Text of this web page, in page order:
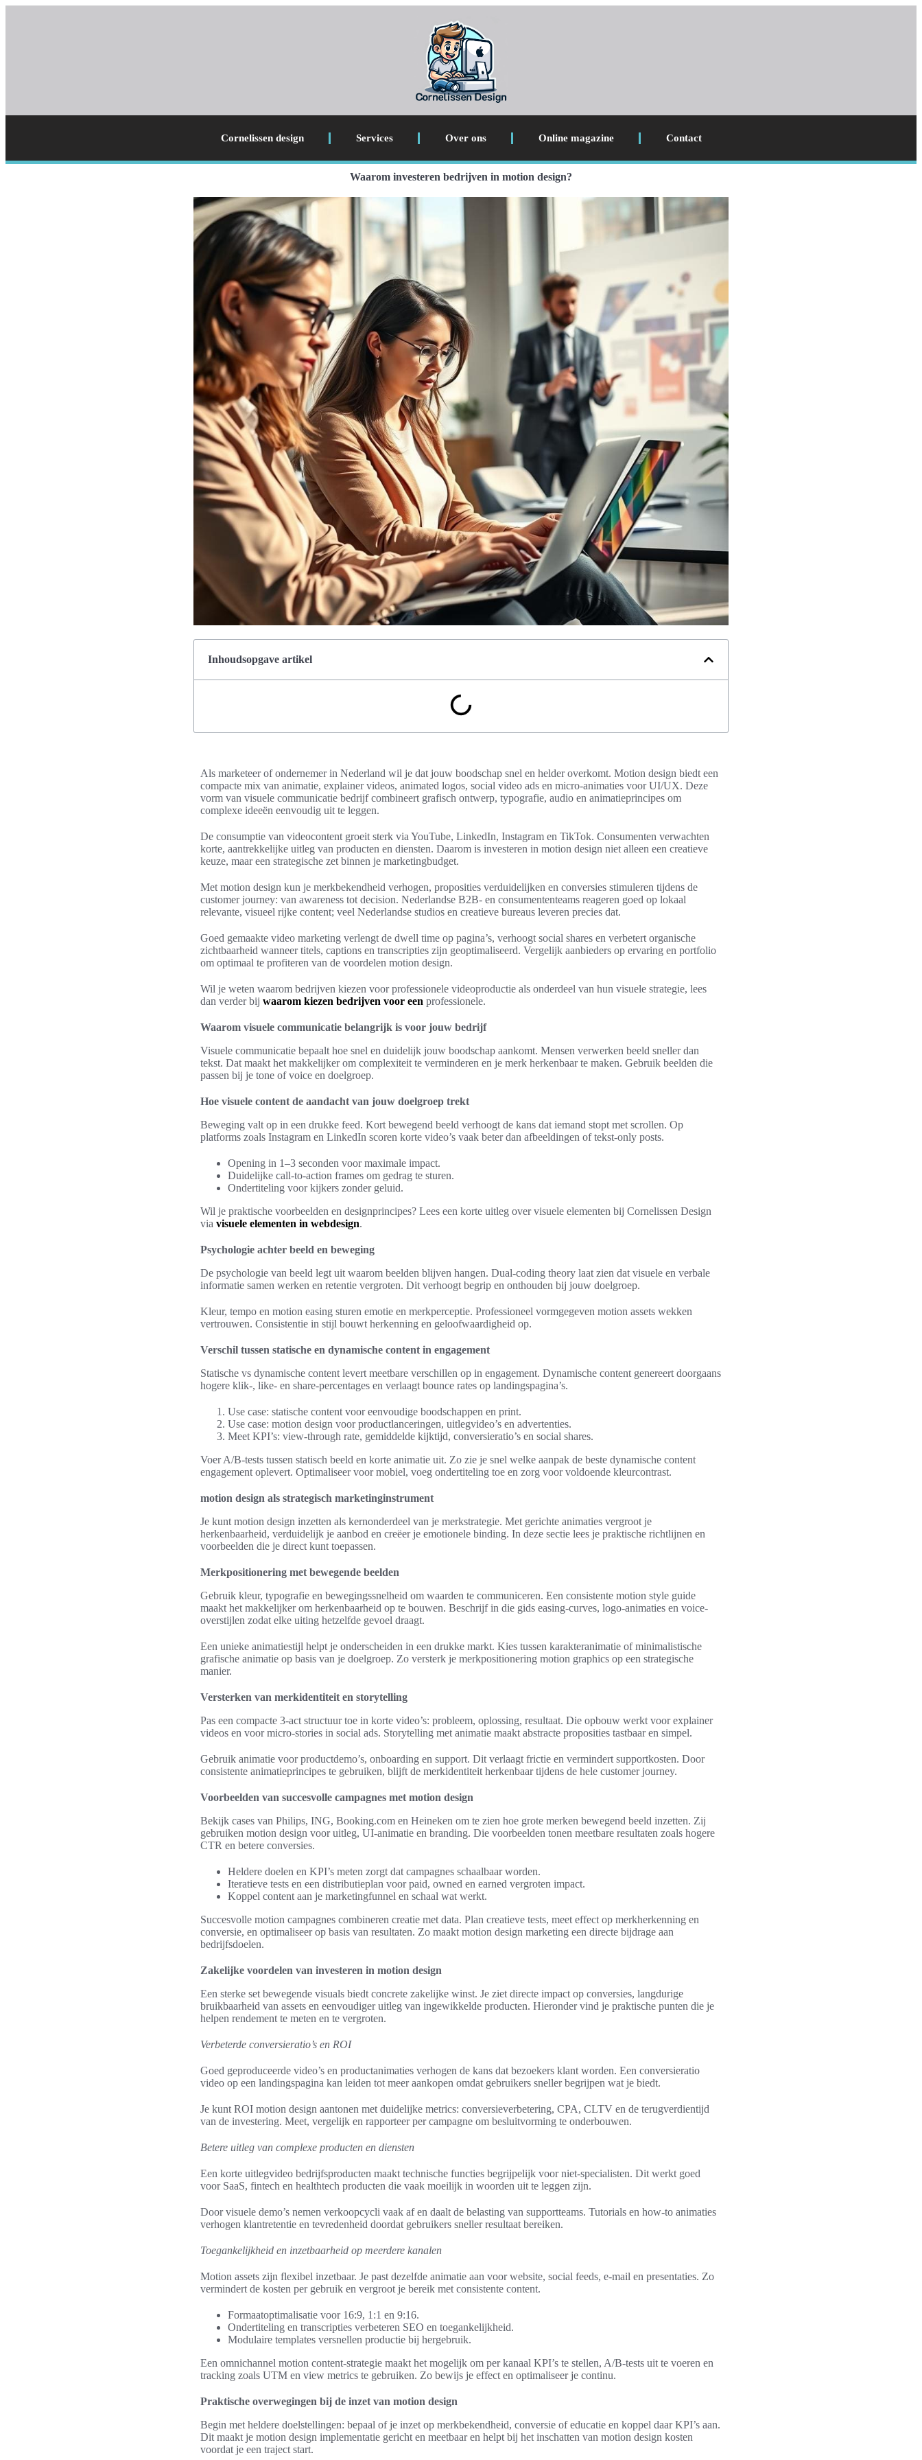
Cornelissen design Services Over ons Online magazine Contact
Waarom investeren bedrijven in motion design?
Inhoudsopgave artikel
Als marketeer of ondernemer in Nederland wil je dat jouw boodschap snel en helder overkomt. Motion design biedt een
compacte mix van animatie, explainer videos, animated logos, social video ads en micro-animaties voor UI/UX. Deze
vorm van visuele communicatie bedrijf combineert grafisch ontwerp, typografie, audio en animatieprincipes om
complexe ideeën eenvoudig uit te leggen.
De consumptie van videocontent groeit sterk via YouTube, LinkedIn, Instagram en TikTok. Consumenten verwachten
korte, aantrekkelijke uitleg van producten en diensten. Daarom is investeren in motion design niet alleen een creatieve
keuze, maar een strategische zet binnen je marketingbudget.
Met motion design kun je merkbekendheid verhogen, proposities verduidelijken en conversies stimuleren tijdens de
customer journey: van awareness tot decision. Nederlandse B2B- en consumententeams reageren goed op lokaal
relevante, visueel rijke content; veel Nederlandse studios en creatieve bureaus leveren precies dat.
Goed gemaakte video marketing verlengt de dwell time op pagina’s, verhoogt social shares en verbetert organische
zichtbaarheid wanneer titels, captions en transcripties zijn geoptimaliseerd. Vergelijk aanbieders op ervaring en portfolio
om optimaal te profiteren van de voordelen motion design.
Wil je weten waarom bedrijven kiezen voor professionele videoproductie als onderdeel van hun visuele strategie, lees
dan verder bij waarom kiezen bedrijven voor een professionele.
Waarom visuele communicatie belangrijk is voor jouw bedrijf
Visuele communicatie bepaalt hoe snel en duidelijk jouw boodschap aankomt. Mensen verwerken beeld sneller dan
tekst. Dat maakt het makkelijker om complexiteit te verminderen en je merk herkenbaar te maken. Gebruik beelden die
passen bij je tone of voice en doelgroep.
Hoe visuele content de aandacht van jouw doelgroep trekt
Beweging valt op in een drukke feed. Kort bewegend beeld verhoogt de kans dat iemand stopt met scrollen. Op
platforms zoals Instagram en LinkedIn scoren korte video’s vaak beter dan afbeeldingen of tekst-only posts.
Opening in 1–3 seconden voor maximale impact.
Duidelijke call-to-action frames om gedrag te sturen.
Ondertiteling voor kijkers zonder geluid.
Wil je praktische voorbeelden en designprincipes? Lees een korte uitleg over visuele elementen bij Cornelissen Design
via visuele elementen in webdesign.
Psychologie achter beeld en beweging
De psychologie van beeld legt uit waarom beelden blijven hangen. Dual-coding theory laat zien dat visuele en verbale
informatie samen werken en retentie vergroten. Dit verhoogt begrip en onthouden bij jouw doelgroep.
Kleur, tempo en motion easing sturen emotie en merkperceptie. Professioneel vormgegeven motion assets wekken
vertrouwen. Consistentie in stijl bouwt herkenning en geloofwaardigheid op.
Verschil tussen statische en dynamische content in engagement
Statische vs dynamische content levert meetbare verschillen op in engagement. Dynamische content genereert doorgaans
hogere klik-, like- en share-percentages en verlaagt bounce rates op landingspagina’s.
Use case: statische content voor eenvoudige boodschappen en print.
Use case: motion design voor productlanceringen, uitlegvideo’s en advertenties.
Meet KPI’s: view-through rate, gemiddelde kijktijd, conversieratio’s en social shares.
Voer A/B-tests tussen statisch beeld en korte animatie uit. Zo zie je snel welke aanpak de beste dynamische content
engagement oplevert. Optimaliseer voor mobiel, voeg ondertiteling toe en zorg voor voldoende kleurcontrast.
motion design als strategisch marketinginstrument
Je kunt motion design inzetten als kernonderdeel van je merkstrategie. Met gerichte animaties vergroot je
herkenbaarheid, verduidelijk je aanbod en creëer je emotionele binding. In deze sectie lees je praktische richtlijnen en
voorbeelden die je direct kunt toepassen.
Merkpositionering met bewegende beelden
Gebruik kleur, typografie en bewegingssnelheid om waarden te communiceren. Een consistente motion style guide
maakt het makkelijker om herkenbaarheid op te bouwen. Beschrijf in die gids easing-curves, logo-animaties en voice-
overstijlen zodat elke uiting hetzelfde gevoel draagt.
Een unieke animatiestijl helpt je onderscheiden in een drukke markt. Kies tussen karakteranimatie of minimalistische
grafische animatie op basis van je doelgroep. Zo versterk je merkpositionering motion graphics op een strategische
manier.
Versterken van merkidentiteit en storytelling
Pas een compacte 3-act structuur toe in korte video’s: probleem, oplossing, resultaat. Die opbouw werkt voor explainer
videos en voor micro-stories in social ads. Storytelling met animatie maakt abstracte proposities tastbaar en simpel.
Gebruik animatie voor productdemo’s, onboarding en support. Dit verlaagt frictie en vermindert supportkosten. Door
consistente animatieprincipes te gebruiken, blijft de merkidentiteit herkenbaar tijdens de hele customer journey.
Voorbeelden van succesvolle campagnes met motion design
Bekijk cases van Philips, ING, Booking.com en Heineken om te zien hoe grote merken bewegend beeld inzetten. Zij
gebruiken motion design voor uitleg, UI-animatie en branding. Die voorbeelden tonen meetbare resultaten zoals hogere
CTR en betere conversies.
Heldere doelen en KPI’s meten zorgt dat campagnes schaalbaar worden.
Iteratieve tests en een distributieplan voor paid, owned en earned vergroten impact.
Koppel content aan je marketingfunnel en schaal wat werkt.
Succesvolle motion campagnes combineren creatie met data. Plan creatieve tests, meet effect op merkherkenning en
conversie, en optimaliseer op basis van resultaten. Zo maakt motion design marketing een directe bijdrage aan
bedrijfsdoelen.
Zakelijke voordelen van investeren in motion design
Een sterke set bewegende visuals biedt concrete zakelijke winst. Je ziet directe impact op conversies, langdurige
bruikbaarheid van assets en eenvoudiger uitleg van ingewikkelde producten. Hieronder vind je praktische punten die je
helpen rendement te meten en te vergroten.
Verbeterde conversieratio’s en ROI
Goed geproduceerde video’s en productanimaties verhogen de kans dat bezoekers klant worden. Een conversieratio
video op een landingspagina kan leiden tot meer aankopen omdat gebruikers sneller begrijpen wat je biedt.
Je kunt ROI motion design aantonen met duidelijke metrics: conversieverbetering, CPA, CLTV en de terugverdientijd
van de investering. Meet, vergelijk en rapporteer per campagne om besluitvorming te onderbouwen.
Betere uitleg van complexe producten en diensten
Een korte uitlegvideo bedrijfsproducten maakt technische functies begrijpelijk voor niet-specialisten. Dit werkt goed
voor SaaS, fintech en healthtech producten die vaak moeilijk in woorden uit te leggen zijn.
Door visuele demo’s nemen verkoopcycli vaak af en daalt de belasting van supportteams. Tutorials en how-to animaties
verhogen klantretentie en tevredenheid doordat gebruikers sneller resultaat bereiken.
Toegankelijkheid en inzetbaarheid op meerdere kanalen
Motion assets zijn flexibel inzetbaar. Je past dezelfde animatie aan voor website, social feeds, e-mail en presentaties. Zo
vermindert de kosten per gebruik en vergroot je bereik met consistente content.
Formaatoptimalisatie voor 16:9, 1:1 en 9:16.
Ondertiteling en transcripties verbeteren SEO en toegankelijkheid.
Modulaire templates versnellen productie bij hergebruik.
Een omnichannel motion content-strategie maakt het mogelijk om per kanaal KPI’s te stellen, A/B-tests uit te voeren en
tracking zoals UTM en view metrics te gebruiken. Zo bewijs je effect en optimaliseer je continu.
Praktische overwegingen bij de inzet van motion design
Begin met heldere doelstellingen: bepaal of je inzet op merkbekendheid, conversie of educatie en koppel daar KPI’s aan.
Dit maakt je motion design implementatie gericht en meetbaar en helpt bij het inschatten van motion design kosten
voordat je een traject start.